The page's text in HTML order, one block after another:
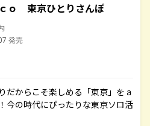
ｏ 東京ひとりさんぽ
発売
だからこそ楽しめる「東京」をａ
今の時代にぴったりな東京ソロ活